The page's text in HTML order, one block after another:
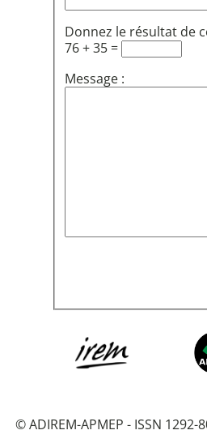
Donnez le résultat de
76 + 35 =
Message :
© ADIREM-APMEP - ISSN 1292-